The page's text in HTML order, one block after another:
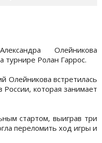
Олейникова
турнире Ролан Гаррос.
Олейникова встретилась
которая занимает
стартом, выиграв три
переломить ход игры и